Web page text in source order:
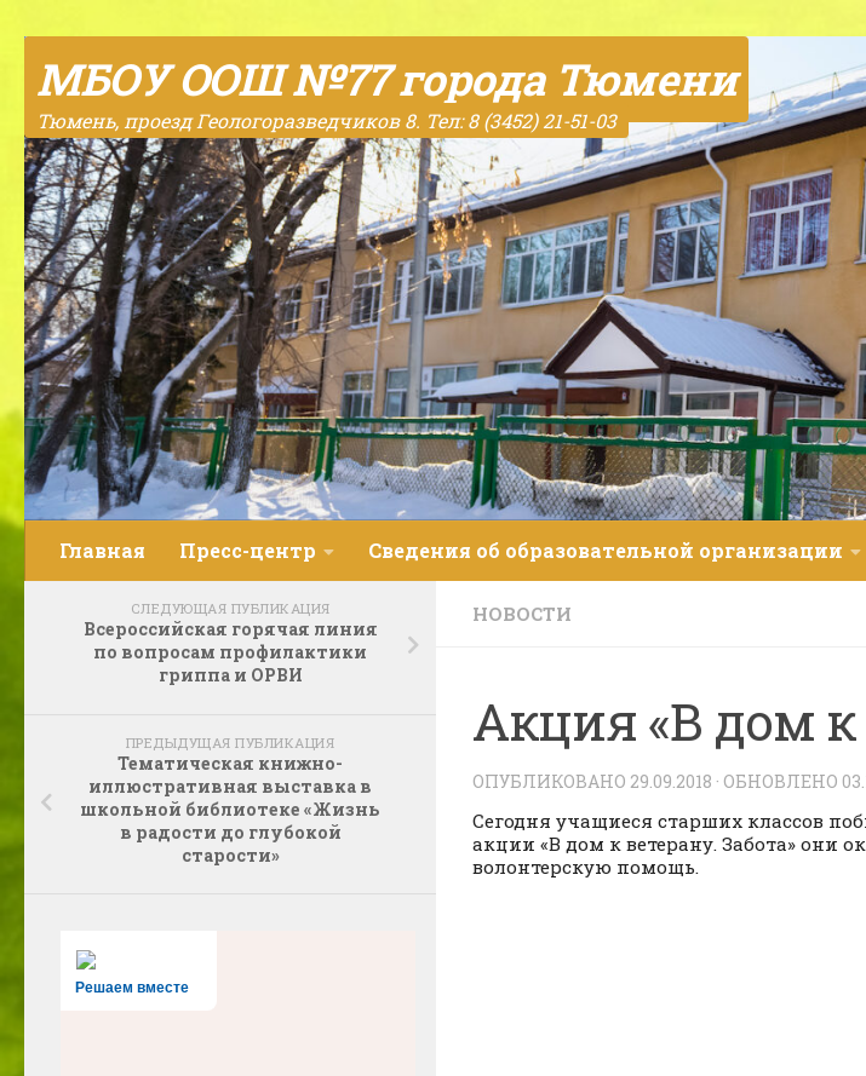
Skip to content
МБОУ ООШ №77 города Тюмени
Тюмень, проезд Геологоразведчиков 8. Тел: 8 (3452) 21-51-03
Главная Пресс-центр Сведения об образовательной организации
НОВОСТИ
Акция «В дом к
ОПУБЛИКОВАНО 29.09.2018 · ОБНОВЛЕНО
Сегодня учащиеся старших классов
акции «В дом к ветерану. Забота» они
волонтерскую помощь.
СЛЕДУЮЩАЯ ПУБЛИКАЦИЯ
Всероссийская горячая линия
по вопросам профилактики
гриппа и ОРВИ
ПРЕДЫДУЩАЯ ПУБЛИКАЦИЯ
Тематическая книжно-
иллюстративная выставка в
школьной библиотеке «Жизнь
в радости до глубокой
старости»
Решаем вместе